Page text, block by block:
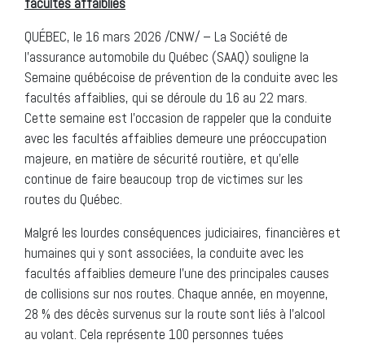
QUÉBEC, le 16 mars 2026 /CNW/ – La Société de
l’assurance automobile du Québec (SAAQ) souligne la
Semaine québécoise de prévention de la conduite avec les
facultés affaiblies, qui se déroule du 16 au 22 mars.
Cette semaine est l’occasion de rappeler que la conduite
avec les facultés affaiblies demeure une préoccupation
majeure, en matière de sécurité routière, et qu’elle
continue de faire beaucoup trop de victimes sur les
routes du Québec.
Malgré les lourdes conséquences judiciaires, financières et
humaines qui y sont associées, la conduite avec les
facultés affaiblies demeure l’une des principales causes
de collisions sur nos routes. Chaque année, en moyenne,
28 % des décès survenus sur la route sont liés à l’alcool
au volant. Cela représente 100 personnes tuées